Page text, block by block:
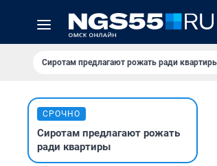
Сиротам предлагают рожать ради
СРОЧНО
Сиротам предлагают рожать
ради квартиры